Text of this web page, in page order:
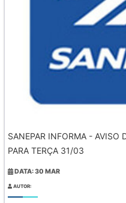
SANEPAR INFORMA - AVISO
PARA TERÇA 31/03
DATA: 30 MAR
AUTOR: